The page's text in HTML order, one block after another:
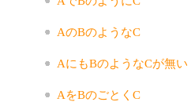
AのBのようなC
AにもBのようなCが無い
AをBのごとくC